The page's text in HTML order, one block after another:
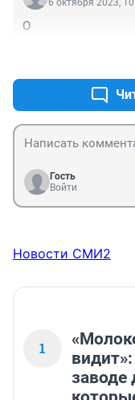
6 октября 2023,
О
Гость
Войти
Новости СМИ2
1
заводе